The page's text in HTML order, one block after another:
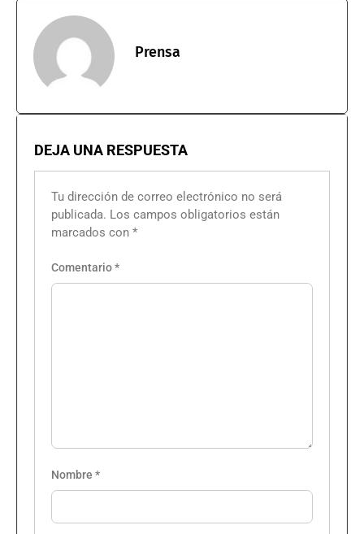
Prensa
DEJA UNA RESPUESTA
Tu dirección de correo electrónico no será
publicada. Los campos obligatorios están
marcados con *
Comentario*
Nombre *